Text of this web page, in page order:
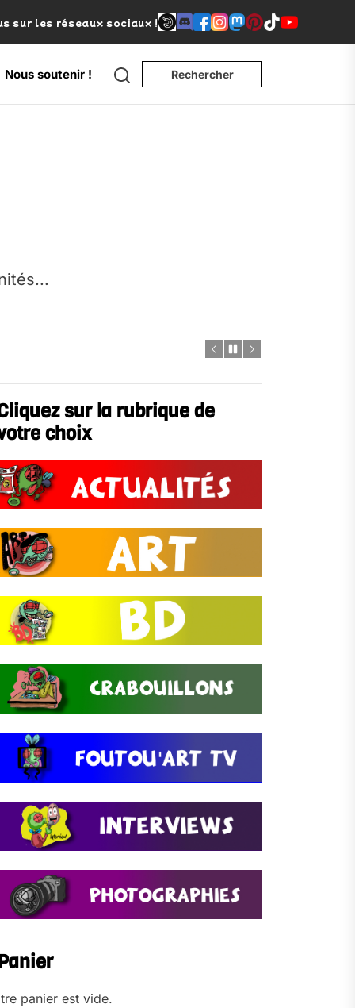
sur les réseaux sociaux !
Nous soutenir ! Search Rechercher
sur la rubrique de
choix
panier est vide.